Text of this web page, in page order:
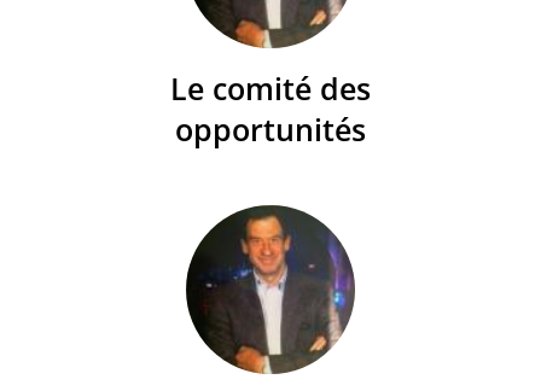
Le comité des
opportunités